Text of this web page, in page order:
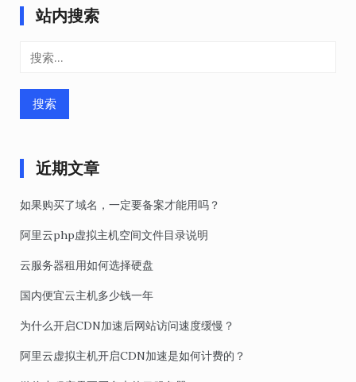
站内搜索
近期文章
如果购买了域名，一定要备案才能用吗？
阿里云php虚拟主机空间文件目录说明
云服务器租用如何选择硬盘
国内便宜云主机多少钱一年
为什么开启CDN加速后网站访问速度缓慢？
阿里云虚拟主机开启CDN加速是如何计费的？